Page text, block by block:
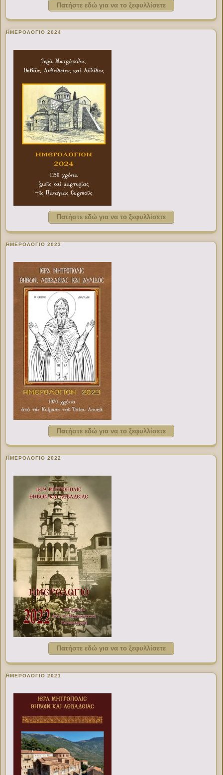
Πατήστε εδώ για να το ξεφυλλίσετε
ΗΜΕΡΟΛΟΓΙΟ 2024
Πατήστε εδώ για να το ξεφυλλίσετε
ΗΜΕΡΟΛΟΓΙΟ 2023
Πατήστε εδώ για να το ξεφυλλίσετε
ΗΜΕΡΟΛΟΓΙΟ 2022
Πατήστε εδώ για να το ξεφυλλίσετε
ΗΜΕΡΟΛΟΓΙΟ 2021